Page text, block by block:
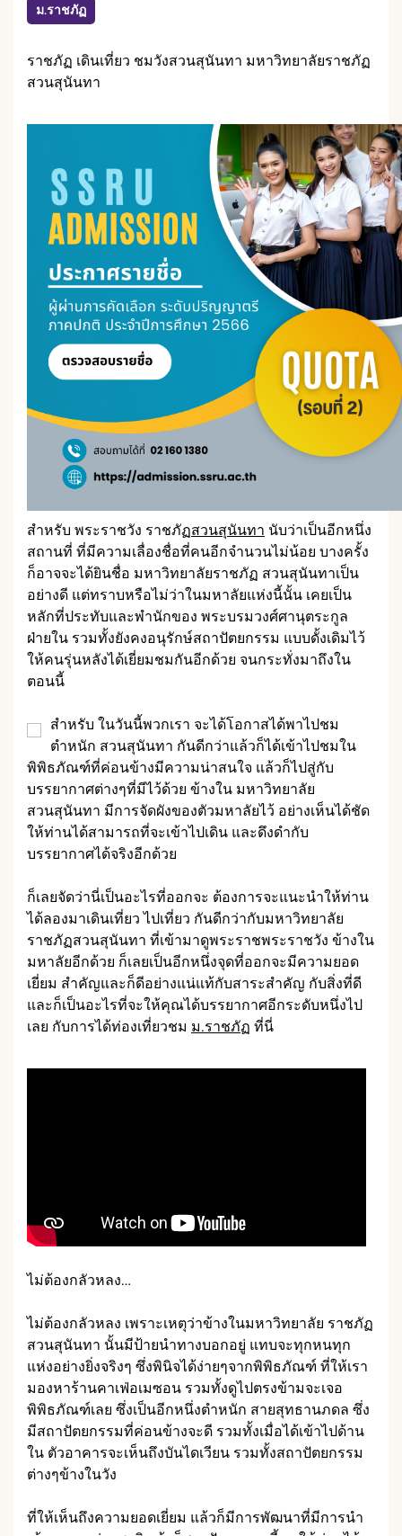
ม.ราชภัฏ
ราชภัฏ เดินเที่ยว ชมวังสวนสุนันทา มหาวิทยาลัยราชภัฏ
สวนสุนันทา
สำหรับ พระราชวัง ราชภัฏสวนสุนันทา นับว่าเป็นอีกหนึ่ง
สถานที่ ที่มีความเลื่องชื่อที่คนอีกจำนวนไม่น้อย บางครั้ง
ก็อาจจะได้ยินชื่อ มหาวิทยาลัยราชภัฏ สวนสุนันทาเป็น
อย่างดี แต่ทราบหรือไม่ว่าในมหาลัยแห่งนี้นั้น เคยเป็น
หลักที่ประทับและพำนักของ พระบรมวงศ์ศานุตระกูล
ฝ่ายใน รวมทั้งยังคงอนุรักษ์สถาปัตยกรรม แบบดั้งเดิมไว้
ให้คนรุ่นหลังได้เยี่ยมชมกันอีกด้วย จนกระทั่งมาถึงใน
ตอนนี้
สำหรับ ในวันนี้พวกเรา จะได้โอกาสได้พาไปชม
ตำหนัก สวนสุนันทา กันดีกว่าแล้วก็ได้เข้าไปชมใน
พิพิธภัณฑ์ที่ค่อนข้างมีความน่าสนใจ แล้วก็ไปสู่กับ
บรรยากาศต่างๆที่มีไว้ด้วย ข้างใน มหาวิทยาลัย
สวนสุนันทา มีการจัดผังของตัวมหาลัยไว้ อย่างเห็นได้ชัด
ให้ท่านได้สามารถที่จะเข้าไปเดิน และดึงดำกับ
บรรยากาศได้จริงอีกด้วย
ก็เลยจัดว่านี่เป็นอะไรที่ออกจะ ต้องการจะแนะนำให้ท่าน
ได้ลองมาเดินเที่ยว ไปเที่ยว กันดีกว่ากับมหาวิทยาลัย
ราชภัฏสวนสุนันทา ที่เข้ามาดูพระราชพระราชวัง ข้างใน
มหาลัยอีกด้วย ก็เลยเป็นอีกหนึ่งจุดที่ออกจะมีความยอด
เยี่ยม สำคัญและก็ดีอย่างแน่แท้กับสาระสำคัญ กับสิ่งที่ดี
และก็เป็นอะไรที่จะให้คุณได้บรรยากาศอีกระดับหนึ่งไป
เลย กับการได้ท่องเที่ยวชม ม.ราชภัฏ ที่นี่
ไม่ต้องกลัวหลง…
ไม่ต้องกลัวหลง เพราะเหตุว่าข้างในมหาวิทยาลัย ราชภัฏ
สวนสุนันทา นั้นมีป้ายนำทางบอกอยู่ แทบจะทุกหนทุก
แห่งอย่างยิ่งจริงๆ ซึ่งพินิจได้ง่ายๆจากพิพิธภัณฑ์ ที่ให้เรา
มองหาร้านคาเฟ่อเมซอน รวมทั้งดูไปตรงข้ามจะเจอ
พิพิธภัณฑ์เลย ซึ่งเป็นอีกหนึ่งตำหนัก สายสุทธานภดล ซึ่ง
มีสถาปัตยกรรมที่ค่อนข้างจะดี รวมทั้งเมื่อได้เข้าไปด้าน
ใน ตัวอาคารจะเห็นถึงบันไดเวียน รวมทั้งสถาปัตยกรรม
ต่างๆข้างในวัง
ที่ให้เห็นถึงความยอดเยี่ยม แล้วก็มีการพัฒนาที่มีการนำ